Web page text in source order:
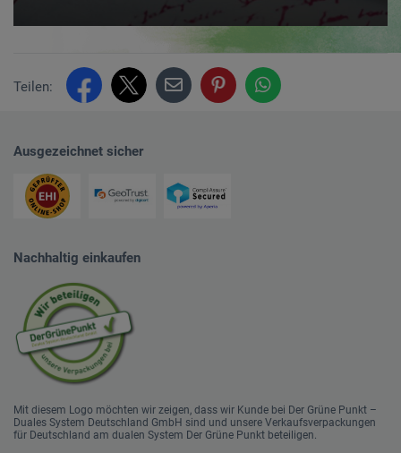
Teilen:
Ausgezeichnet sicher
Nachhaltig einkaufen
Mit diesem Logo möchten wir zeigen, dass wir Kunde bei Der Grüne Punkt –
Duales System Deutschland GmbH sind und unsere Verkaufsverpackungen
für Deutschland am dualen System Der Grüne Punkt beteiligen.